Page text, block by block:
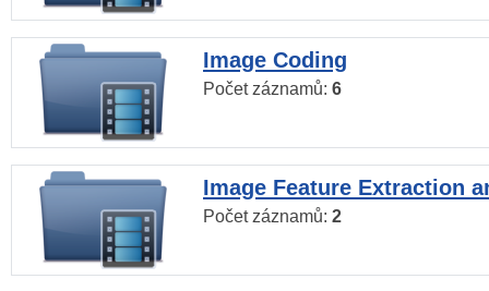
Image Coding
Počet záznamů: 6
Image Feature Extraction
Počet záznamů: 2